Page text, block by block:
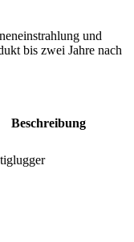
und
bis zwei Jahre nach
Beschreibung